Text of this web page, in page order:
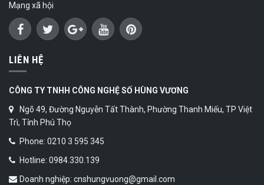
Mạng xã hội
LIÊN HỆ
CÔNG TY TNHH CÔNG NGHỆ SỐ HÙNG VƯƠNG
Ngõ 49, Đường Nguyễn Tất Thành, Phường Thanh Miếu, TP Việt
Trì, Tỉnh Phú Thọ
Phone: 0210 3 595 345
Hotline: 0984.330.139
Doanh nghiệp: cnshungvuong@gmail.com